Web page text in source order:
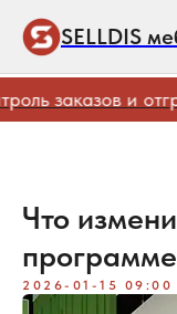
SELLDIS
заказов и отгрузок
Что
2026-01-15 09:00